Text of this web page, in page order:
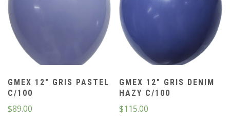
GMEX 12″ GRIS PASTEL
C/100
$89.00
GMEX 12″ GRIS DENIM
HAZY C/100
$115.00